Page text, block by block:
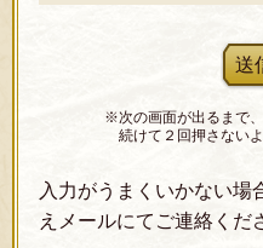
※次の画面が出るまで
続けて２回押さない
入力がうまくいかない場
えメールにてご連絡くだ